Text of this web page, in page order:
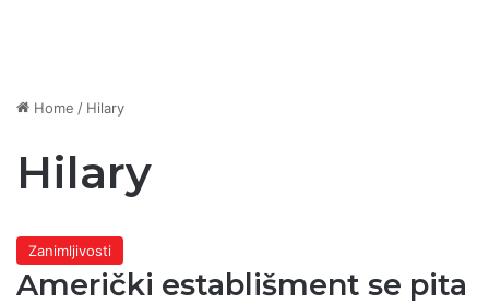
Home / Hilary
Hilary
Zanimljivosti
Američki establišment se pita